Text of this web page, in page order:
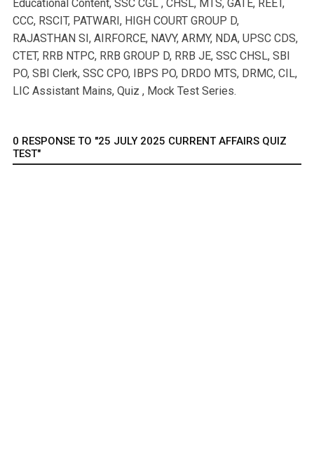
Educational Content, SSC CGL , CHSL, MTS, GATE, REET,
CCC, RSCIT, PATWARI, HIGH COURT GROUP D,
RAJASTHAN SI, AIRFORCE, NAVY, ARMY, NDA, UPSC CDS,
CTET, RRB NTPC, RRB GROUP D, RRB JE, SSC CHSL, SBI
PO, SBI Clerk, SSC CPO, IBPS PO, DRDO MTS, DRMC, CIL,
LIC Assistant Mains, Quiz , Mock Test Series.
0 RESPONSE TO "25 JULY 2025 CURRENT AFFAIRS QUIZ
TEST"